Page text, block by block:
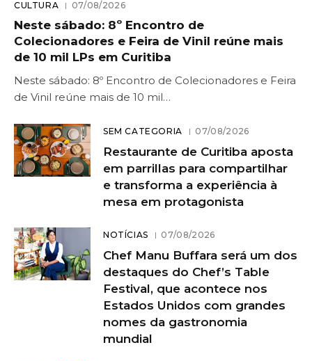
CULTURA 07/08/2026
Neste sábado: 8º Encontro de
Colecionadores e Feira de Vinil reúne mais
de 10 mil LPs em Curitiba
Neste sábado: 8º Encontro de Colecionadores e Feira
de Vinil reúne mais de 10 mil…
SEM CATEGORIA 07/08/2026
Restaurante de Curitiba aposta
em parrillas para compartilhar
e transforma a experiência à
mesa em protagonista
NOTÍCIAS 07/08/2026
Chef Manu Buffara será um dos
destaques do Chef’s Table
Festival, que acontece nos
Estados Unidos com grandes
nomes da gastronomia
mundial